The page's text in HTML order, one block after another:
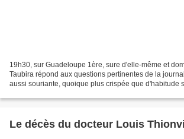
19h30, sur Guadeloupe 1ère, sure d'elle-même et
Taubira répond aux questions pertinentes de la
aussi souriante, quoique plus crispée que d'habitude
Le décès du docteur Louis